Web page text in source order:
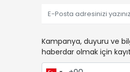
Kampanya, duyuru ve
haberdar olmak için